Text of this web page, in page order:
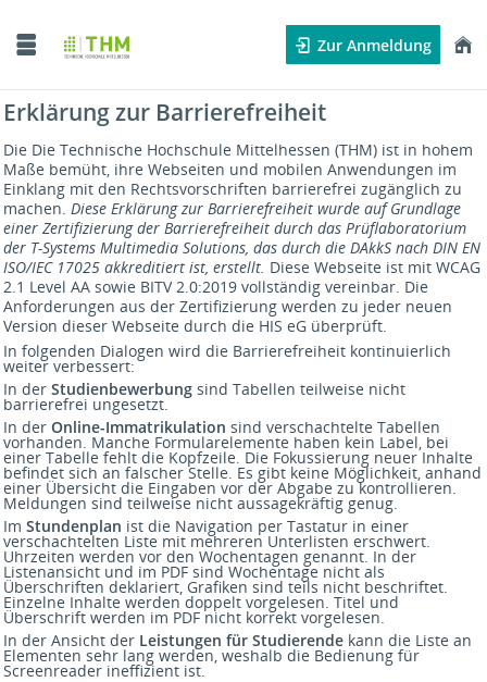
Zur Anmeldung
Erklärung zur Barrierefreiheit
Die Die Technische Hochschule Mittelhessen (THM) ist in hohem
Maße bemüht, ihre Webseiten und mobilen Anwendungen im
Einklang mit den Rechtsvorschriften barrierefrei zugänglich zu
machen. Diese Erklärung zur Barrierefreiheit wurde auf Grundlage
einer Zertifizierung der Barrierefreiheit durch das Prüflaboratorium
der T-Systems Multimedia Solutions, das durch die DAkkS nach DIN EN
ISO/IEC 17025 akkreditiert ist, erstellt. Diese Webseite ist mit WCAG
2.1 Level AA sowie BITV 2.0:2019 vollständig vereinbar. Die
Anforderungen aus der Zertifizierung werden zu jeder neuen
Version dieser Webseite durch die HIS eG überprüft.
In folgenden Dialogen wird die Barrierefreiheit kontinuierlich
weiter verbessert:
In der Studienbewerbung sind Tabellen teilweise nicht
barrierefrei ungesetzt.
In der Online-Immatrikulation sind verschachtelte Tabellen
vorhanden. Manche Formularelemente haben kein Label, bei
einer Tabelle fehlt die Kopfzeile. Die Fokussierung neuer Inhalte
befindet sich an falscher Stelle. Es gibt keine Möglichkeit, anhand
einer Übersicht die Eingaben vor der Abgabe zu kontrollieren.
Meldungen sind teilweise nicht aussagekräftig genug.
Im Stundenplan ist die Navigation per Tastatur in einer
verschachtelten Liste mit mehreren Unterlisten erschwert.
Uhrzeiten werden vor den Wochentagen genannt. In der
Listenansicht und im PDF sind Wochentage nicht als
Überschriften deklariert, Grafiken sind teils nicht beschriftet.
Einzelne Inhalte werden doppelt vorgelesen. Titel und
Überschrift werden im PDF nicht korrekt vorgelesen.
In der Ansicht der Leistungen für Studierende kann die Liste an
Elementen sehr lang werden, weshalb die Bedienung für
Screenreader ineffizient ist.